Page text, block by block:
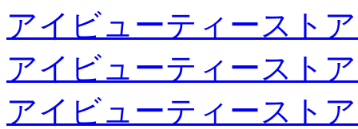
アイビューティースト
アイビューティースト
アイビューティースト